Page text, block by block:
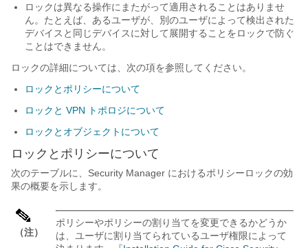
ロックは異なる操作にまたがって適用されることはありませ
ん。たとえば、あるユーザが、別のユーザによって検出された
デバイスと同じデバイスに対して展開することをロックで防ぐ
ことはできません。
ロックの詳細については、次の項を参照してください。
ロックとポリシーについて
ロックと VPN トポロジについて
ロックとオブジェクトについて
ロックとポリシーについて
次のテーブルに、Security Manager におけるポリシーロックの効
果の概要を示します。
（注）
ポリシーやポリシーの割り当てを変更できるかどうか
は、ユーザに割り当てられているユーザ権限によって